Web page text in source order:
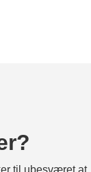
til ubesværet at